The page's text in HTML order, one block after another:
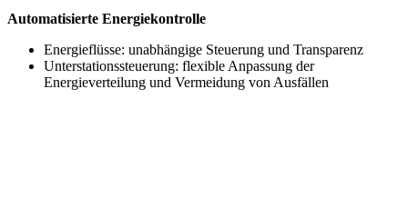
Automatisierte Energiekontrolle
Energieflüsse: unabhängige Steuerung und Transparenz
Unterstationssteuerung: flexible Anpassung der
Energieverteilung und Vermeidung von Ausfällen